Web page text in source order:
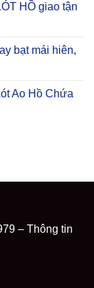
HỒ giao tận
bạt mái hiên,
Ao Hồ Chứa
– Thông tin